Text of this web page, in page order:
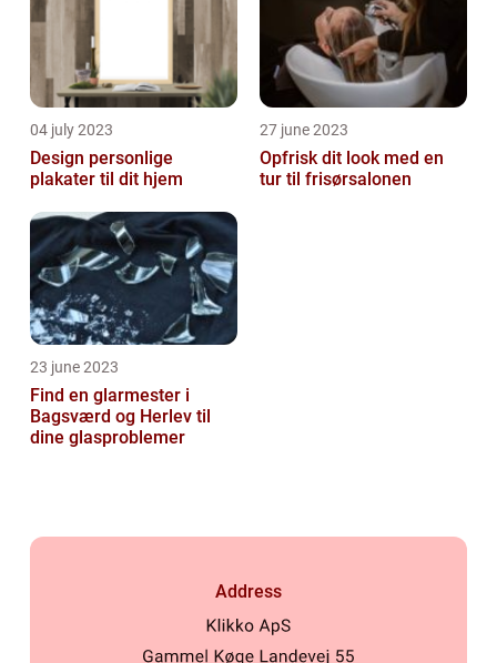
04 july 2023
Design personlige
plakater til dit hjem
27 june 2023
Opfrisk dit look med en
tur til frisørsalonen
23 june 2023
Find en glarmester i
Bagsværd og Herlev til
dine glasproblemer
Address